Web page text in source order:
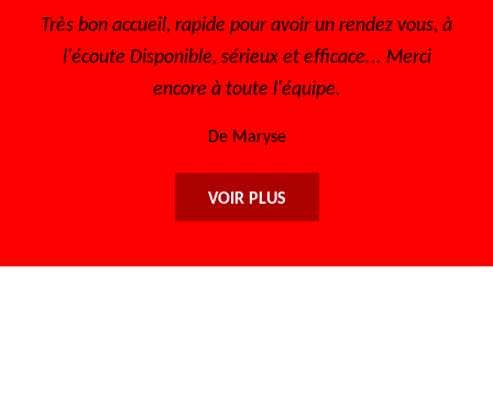
un rendez vous, à
et efficace... Merci
Très bon accueil, le travail
efficace, les prix abordables.
retourne. Merci encore
VOIR PLUS